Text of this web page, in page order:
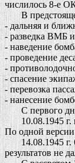
числилось 8-е
В предстоящей
- дальняя и
- разведка ВМБ
- наведение
- проведение
-
- спасение
- перевозка
- нанесение
С первого дня
10.08.1945 г.
По одной версии
14.08.1945 г. 6
результатов не